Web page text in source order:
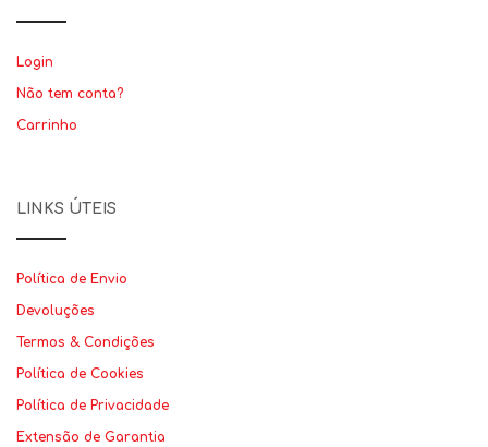
Login
Não tem conta?
Carrinho
LINKS ÚTEIS
Política de Envio
Devoluções
Termos & Condições
Política de Cookies
Política de Privacidade
Extensão de Garantia